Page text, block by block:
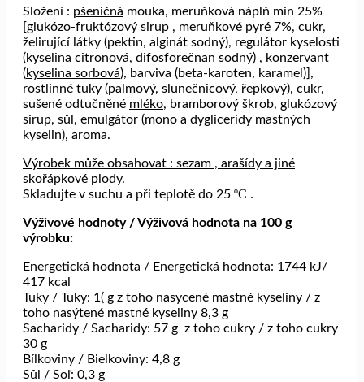
Složení : pšeničná mouka, meruňková náplň min 25%
[glukózo-fruktózový sirup , meruňkové pyré 7%, cukr,
želirující látky (pektin, alginát sodný), regulátor kyselosti
(kyselina citronová, difosforečnan sodný) , konzervant
(kyselina sorbová), barviva (beta-karoten, karamel)],
rostlinné tuky (palmový, slunečnicový, řepkový), cukr,
sušené odtučněné mléko, bramborový škrob, glukózový
sirup, sůl, emulgátor (mono a dygliceridy mastných
kyselin), aroma.
Výrobek může obsahovat : sezam , arašídy a jiné
skořápkové plody.
Skladujte v suchu a při teplotě do 25 ºC .
Výživové hodnoty / Výživová hodnota na 100 g
výrobku:
Energetická hodnota / Energetická hodnota: 1744 kJ/
417 kcal
Tuky / Tuky: 1( g z toho nasycené mastné kyseliny / z
toho nasýtené mastné kyseliny 8,3 g
Sacharidy / Sacharidy: 57 g z toho cukry / z toho cukry
30 g
Bílkoviny / Bielkoviny: 4,8 g
Sůl / Soľ: 0,3 g